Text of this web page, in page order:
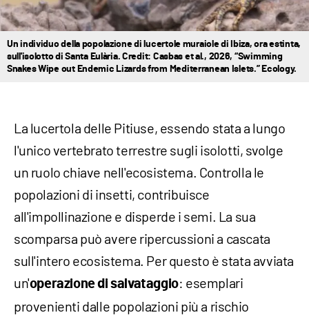
Un individuo della popolazione di lucertole muraiole di Ibiza, ora estinta,
sull'isolotto di Santa Eulària. Credit: Casbas et al., 2026, “Swimming
Snakes Wipe out Endemic Lizards from Mediterranean Islets.” Ecology.
La lucertola delle Pitiuse, essendo stata a lungo
l'unico vertebrato terrestre sugli isolotti, svolge
un ruolo chiave nell'ecosistema. Controlla le
popolazioni di insetti, contribuisce
all'impollinazione e disperde i semi. La sua
scomparsa può avere ripercussioni a cascata
sull'intero ecosistema. Per questo è stata avviata
un'operazione di salvataggio: esemplari
provenienti dalle popolazioni più a rischio